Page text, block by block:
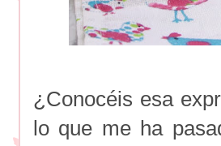
¿Conocéis esa
lo que me ha